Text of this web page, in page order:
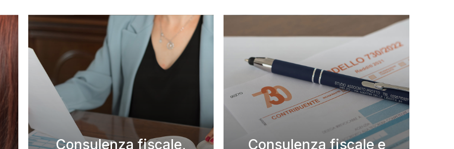
Consulenza fiscale,
Consulenza fiscale e